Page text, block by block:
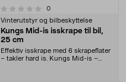
0anmeldelser
Vinterutstyr og bilbeskyttelse
Kungs Mid-is isskrape til bil,
25 cm
Effektiv isskrape med 6 skrapeflater
– takler hard is. Kungs Mid-is –